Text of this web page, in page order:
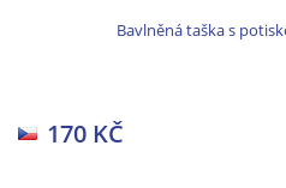
Bavlněná taška s
170 KČ